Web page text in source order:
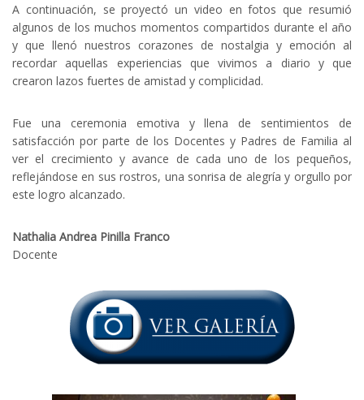
A continuación, se proyectó un video en fotos que resumió
algunos de los muchos momentos compartidos durante el año
y que llenó nuestros corazones de nostalgia y emoción al
recordar aquellas experiencias que vivimos a diario y que
crearon lazos fuertes de amistad y complicidad.
Fue una ceremonia emotiva y llena de sentimientos de
satisfacción por parte de los Docentes y Padres de Familia al
ver el crecimiento y avance de cada uno de los pequeños,
reflejándose en sus rostros, una sonrisa de alegría y orgullo por
este logro alcanzado.
Nathalia Andrea Pinilla Franco
Docente